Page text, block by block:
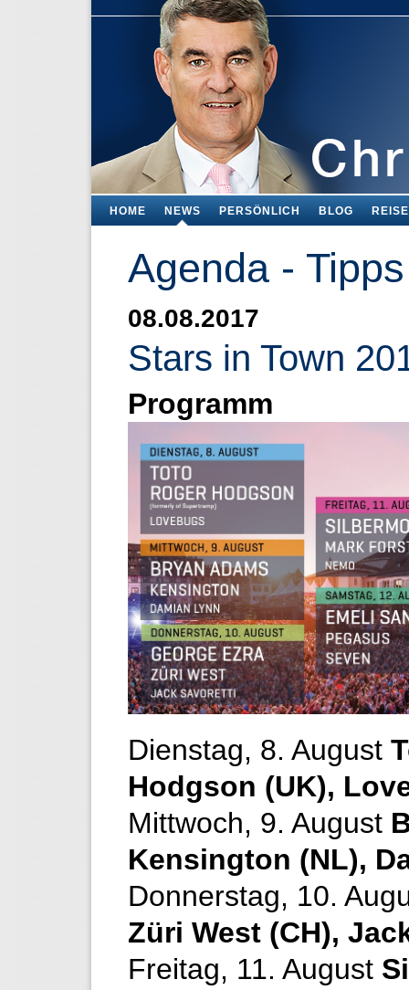
HOME NEWS PERSÖNLICH BLOG
Agenda -
08.08.2017
Stars in Town
Programm
Dienstag, 8. August
Hodgson (UK),
Mittwoch, 9. August
Kensington (NL),
Donnerstag, 10.
Züri West (CH),
Freitag, 11. August